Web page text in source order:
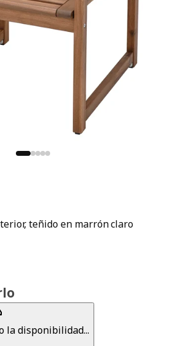
teñido en marrón claro
de 5 estrellas. Reseñas totales: 209
la disponibilidad...